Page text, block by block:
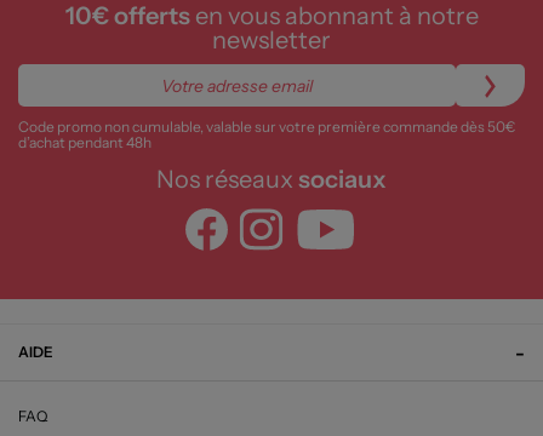
10€ offertsen vous abonnant à notre
newsletter
Code promo non cumulable, valable sur votre première commande dès 50€
d’achat pendant 48h
Nos réseaux sociaux
AIDE
FAQ